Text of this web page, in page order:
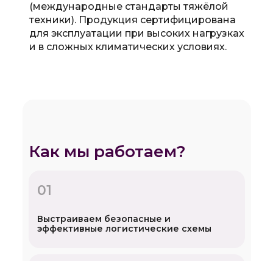
(международные стандарты тяжёлой
техники). Продукция сертифицирована
для эксплуатации при высоких нагрузках
и в сложных климатических условиях.
Как мы работаем?
01
Выстраиваем безопасные и
эффективные логистические схемы